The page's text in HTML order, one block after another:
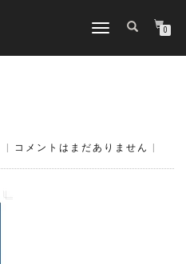
ナ
ゲ
り
0
コメントはまだありません